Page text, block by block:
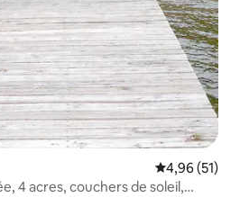
Note
4,96 (51)
4 acres, couchers de soleil,